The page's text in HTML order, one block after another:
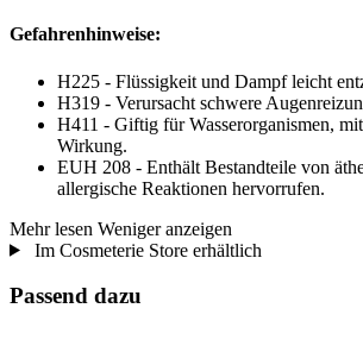
Gefahrenhinweise:
H225 - Flüssigkeit und Dampf leicht
H319 - Verursacht schwere
H411 - Giftig für Wasserorganismen,
Wirkung.
EUH 208 - Enthält Bestandteile von
allergische Reaktionen hervorrufen.
Mehr lesen Weniger anzeigen
Im Cosmeterie Store erhältlich
Passend dazu